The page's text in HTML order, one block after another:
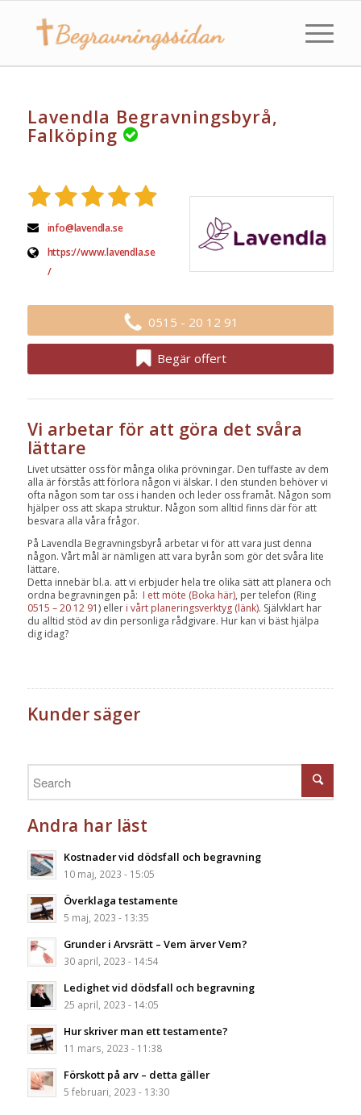
Lavendla Begravningsbyrå,
Falköping
info@lavendla.se
https://www.lavendla.se
/
0515 - 20 12 91
Begär offert
Vi arbetar för att göra det svåra
lättare
Livet utsätter oss för många olika prövningar. Den tuffaste av dem
alla är förstås att förlora någon vi älskar. I den stunden behöver vi
ofta någon som tar oss i handen och leder oss framåt. Någon som
hjälper oss att skapa struktur. Någon som alltid finns där för att
besvara alla våra frågor.
På Lavendla Begravningsbyrå arbetar vi för att vara just denna
någon. Vårt mål är nämligen att vara byrån som gör det svåra lite
lättare.
Detta innebär bl.a. att vi erbjuder hela tre olika sätt att planera och
ordna begravningen på: I ett möte (Boka här), per telefon (Ring
0515 – 20 12 91) eller i vårt planeringsverktyg (länk). Självklart har
du alltid stöd av din personliga rådgivare. Hur kan vi bäst hjälpa
dig idag?
Kunder säger
Andra har läst
Kostnader vid dödsfall och begravning
10 maj, 2023 - 15:05
Överklaga testamente
5 maj, 2023 - 13:35
Grunder i Arvsrätt – Vem ärver Vem?
30 april, 2023 - 14:54
Ledighet vid dödsfall och begravning
25 april, 2023 - 14:05
Hur skriver man ett testamente?
11 mars, 2023 - 11:38
Förskott på arv – detta gäller
5 februari, 2023 - 13:30